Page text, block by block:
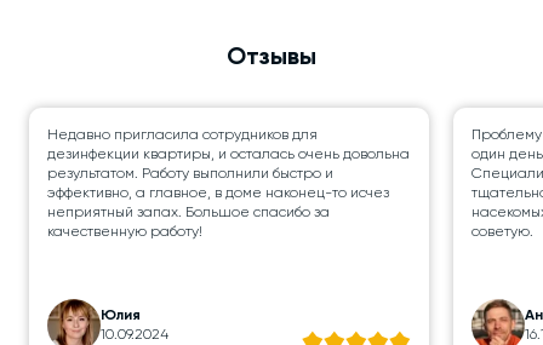
Отзывы
Недавно пригласила сотрудников для
дезинфекции квартиры, и осталась очень довольна
результатом. Работу выполнили быстро и
эффективно, а главное, в доме наконец-то исчез
неприятный запах. Большое спасибо за
качественную работу!
Юлия
10.09.2024
один
советую.